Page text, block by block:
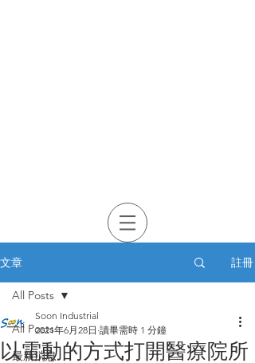
文章 註冊
All Posts
最新消息
All Posts
以電動的方式打開醫療院所
Soon Industrial
2021年6月28日 讀畢需時 1 分鐘